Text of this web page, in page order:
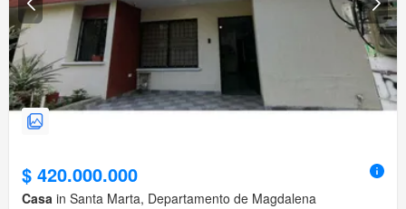
$ 420.000.000
Casa in Santa Marta, Departamento de Magdalena